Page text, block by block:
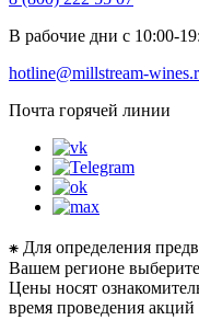
В рабочие дни с 10:00-
hotline@millstream-
Почта горячей линии
⁕ Для определения
Вашем регионе
Цены носят
время проведения